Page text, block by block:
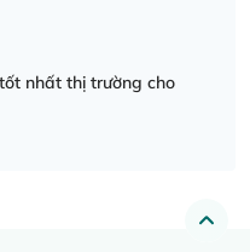
nhất thị trường cho